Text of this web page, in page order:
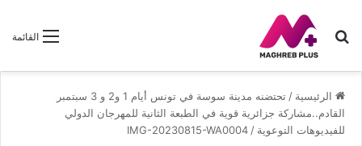
القائمة
بحث
عن
الرئيسية /
تحتضنه مدينة سوسة في تونس أيام 1 و2 و 3 سبتمبر
القادم..مشاركة جزائرية قوية في الطبعة الثانية للمهرجان الدولي
للفيديوهات التوعوية /
IMG-20230815-WA0004